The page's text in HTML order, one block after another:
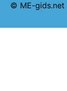
© ME-gids.net